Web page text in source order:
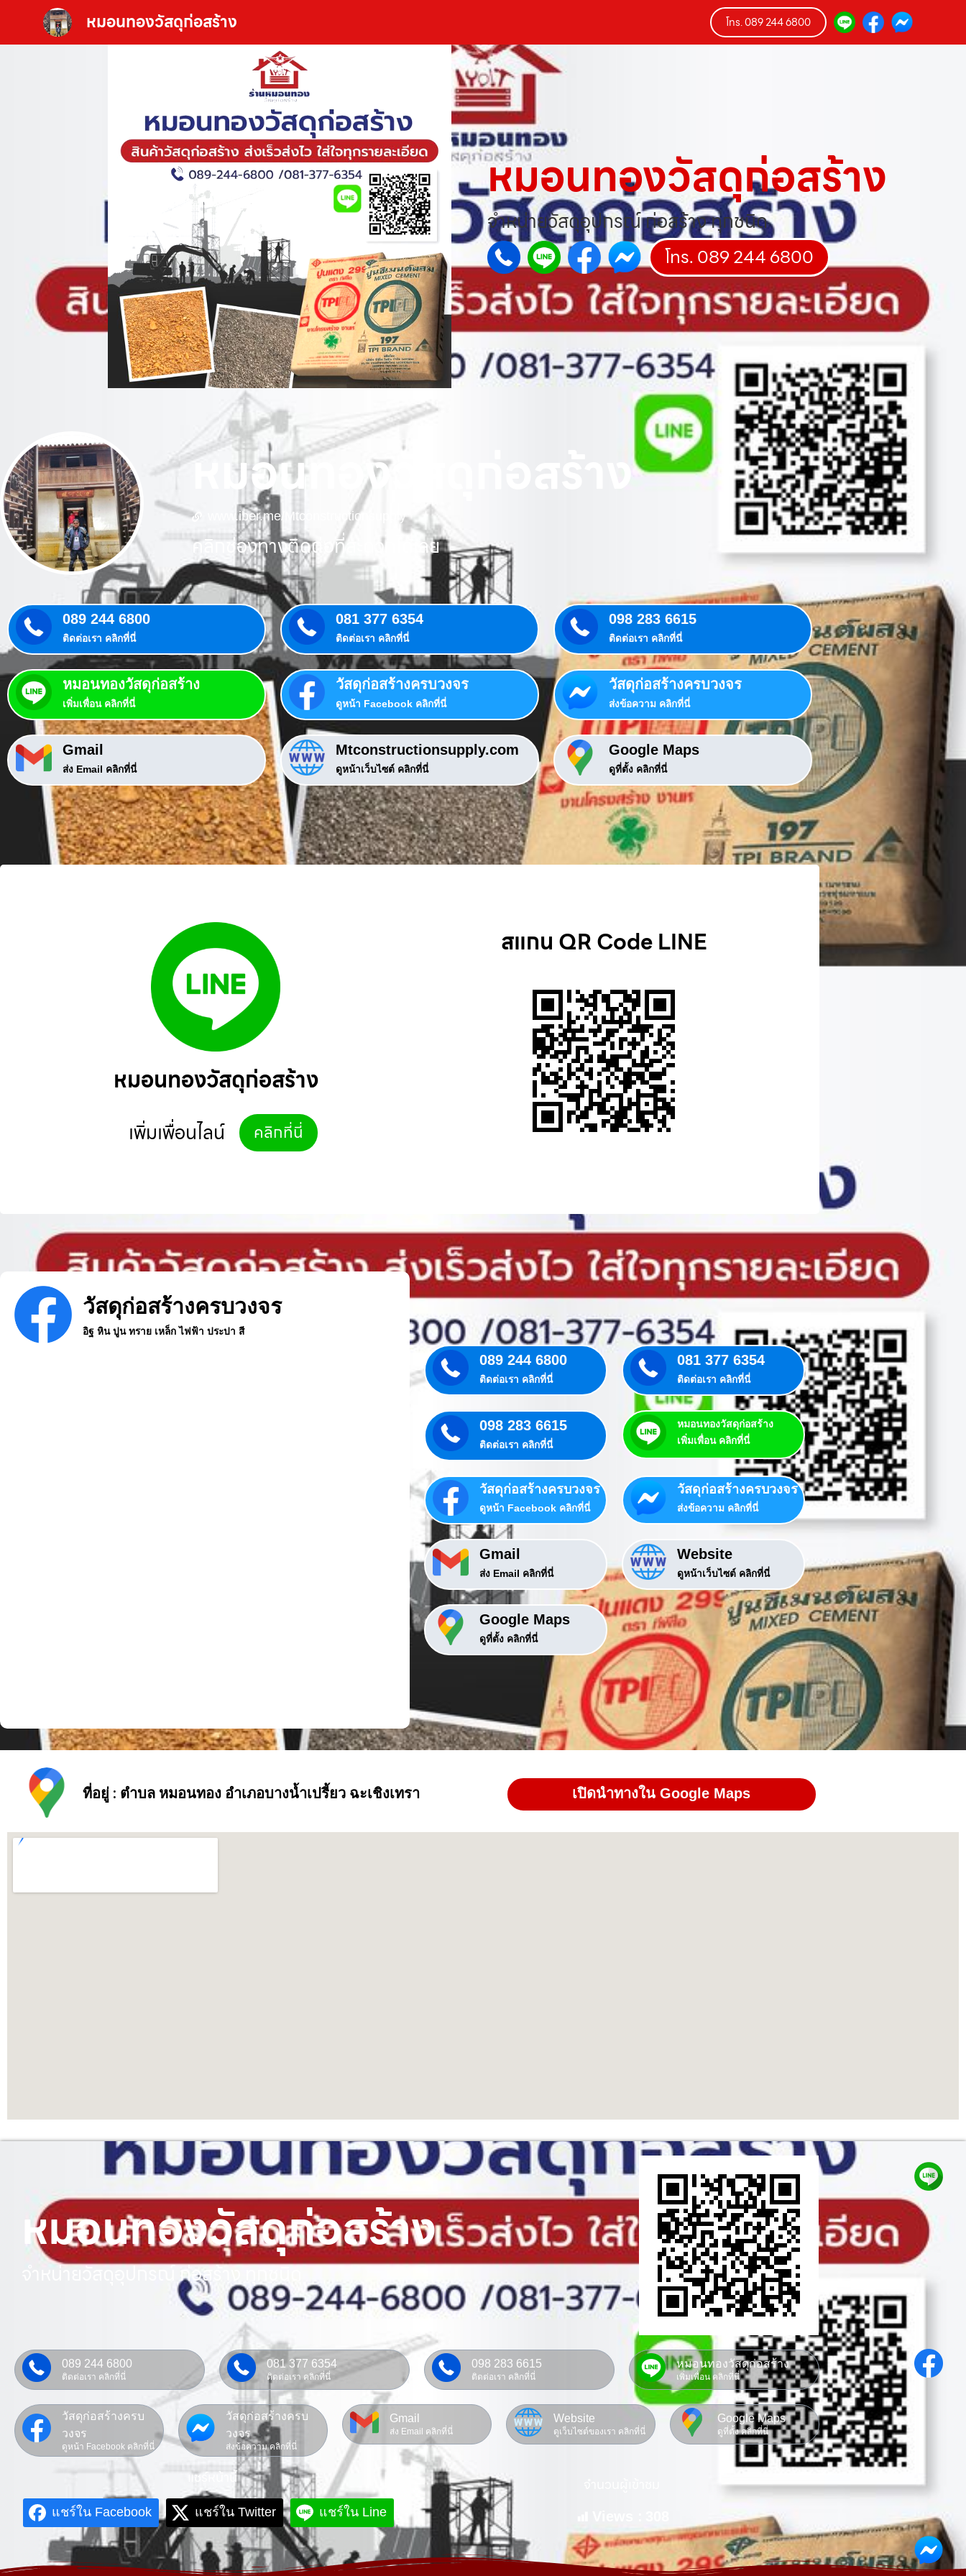
หมอนทองวัสดุก่อสร้าง โทร. 089 244 6800
หมอนทองวัสดุก่อสร้าง
จำหน่ายวัสดุอุปกรณ์ ก่อสร้าง ทุกชนิด
โทร. 089 244 6800
หมอนทองวัสดุก่อสร้าง
www.iber.me/Mtconstructionsupply
คลิกช่องทางติดต่อที่สะดวกได้เลย
089 244 6800
ติดต่อเรา คลิกที่นี่
081 377 6354
ติดต่อเรา คลิกที่นี่
098 283 6615
ติดต่อเรา คลิกที่นี่
หมอนทองวัสดุก่อสร้าง
เพิ่มเพื่อน คลิกที่นี่
วัสดุก่อสร้างครบวงจร
ดูหน้า Facebook คลิกที่นี่
วัสดุก่อสร้างครบวงจร
ส่งข้อความ คลิกที่นี่
Gmail
ส่ง Email คลิกที่นี่
Mtconstructionsupply.com
ดูหน้าเว็บไซต์ คลิกที่นี่
Google Maps
ดูที่ตั้ง คลิกที่นี่
หมอนทองวัสดุก่อสร้าง
เพิ่มเพื่อนไลน์ คลิกที่นี่
สแกน QR Code LINE
วัสดุก่อสร้างครบวงจร
อิฐ หิน ปูน ทราย เหล็ก ไฟฟ้า ประปา สี
089 244 6800
ติดต่อเรา คลิกที่นี่
081 377 6354
ติดต่อเรา คลิกที่นี่
098 283 6615
ติดต่อเรา คลิกที่นี่
หมอนทองวัสดุก่อสร้าง
เพิ่มเพื่อน คลิกที่นี่
วัสดุก่อสร้างครบวงจร
ดูหน้า Facebook คลิกที่นี่
วัสดุก่อสร้างครบวงจร
ส่งข้อความ คลิกที่นี่
Gmail
ส่ง Email คลิกที่นี่
Website
ดูหน้าเว็บไซต์ คลิกที่นี่
Google Maps
ดูที่ตั้ง คลิกที่นี่
ที่อยู่ : ตำบล หมอนทอง อำเภอบางน้ำเปรี้ยว ฉะเชิงเทรา เปิดนำทางใน Google Maps
หมอนทองวัสดุก่อสร้าง
จำหน่ายวัสดุอุปกรณ์ ก่อสร้าง ทุกชนิด
089 244 6800
ติดต่อเรา คลิกที่นี่
081 377 6354
ติดต่อเรา คลิกที่นี่
098 283 6615
ติดต่อเรา คลิกที่นี่
หมอนทองวัสดุก่อสร้าง
เพิ่มเพื่อน คลิกที่นี่
วัสดุก่อสร้างครบ
วงจร
ดูหน้า Facebook คลิกที่นี่
วัสดุก่อสร้างครบ
วงจร
ส่งข้อความ คลิกที่นี่
Gmail
ส่ง Email คลิกที่นี่
Website
ดูเว็บไซต์ของเรา คลิกที่นี่
Google Maps
ดูที่ตั้ง คลิกที่นี่
แชร์หน้านี้
แชร์ใน Facebook แชร์ใน Twitter แชร์ใน Line